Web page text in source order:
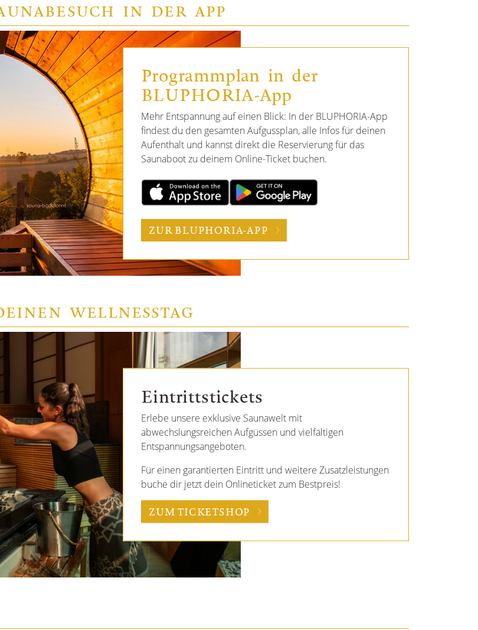
IN DER APP
Programmplan in der
BLUPHORIA-App
Mehr Entspannung auf einen Blick: In der BLUPHORIA-App
findest du den gesamten Aufgussplan, alle Infos für deinen
Aufenthalt und kannst direkt die Reservierung für das
Saunaboot zu deinem Online-Ticket buchen.
ZUR BLUPHORIA-APP
WELLNESSTAG
Eintrittstickets
Erlebe unsere exklusive Saunawelt mit
abwechslungsreichen Aufgüssen und vielfältigen
Entspannungsangeboten.
Für einen garantierten Eintritt und weitere Zusatzleistungen
buche dir jetzt dein Onlineticket zum Bestpreis!
ZUM TICKETSHOP